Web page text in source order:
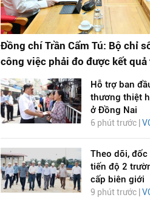
Đồng chí Trần Cẩm Tú: Bộ chỉ
công việc phải đo được kết
Hỗ trợ ban
thương thiệt
ở Đồng Nai
6 phút trước |
Theo dõi,
tiến độ 2
cấp biên giới
9 phút trước |